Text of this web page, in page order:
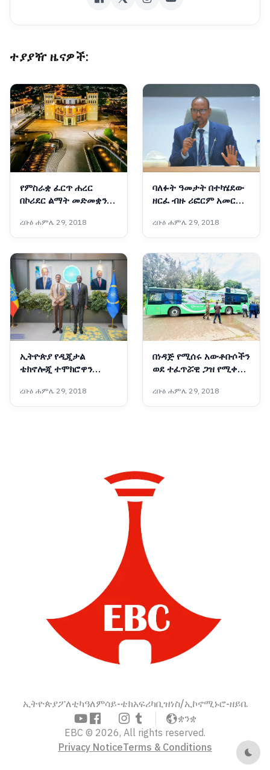
ተያያዥ ዜናዎች:
የምስራቋ ፈርጥ ሐረር
በኮሪደር ልማት መድመቋን
ረቡዕ ሐምሌ 29, 2018
ባለፉት ዓመታት በተካሄደው
ዘርፈ ብዙ ሪፎርም አመርቂ
አቶ አደም ፋራህ
ረቡዕ ሐምሌ 29, 2018
ኢትዮጵያ የዲጂታል
ቴክኖሎጂ ተሞክሮዋን
የቤኒን የዲጂታል
ትራንስፎርሜሽንና የፈጠራ
ረቡዕ ሐምሌ 29, 2018
በነዳጅ የሚሰሩ አውቶቡሶችን
ወደ ተፈጥሯዊ ጋዝ የሚቀይር
ረቡዕ ሐምሌ 29, 2018
ኢትዮጵያፖለቲካዓለምሳይ-ቴክአፍሪካቢዝነስ/ኢኮኖሚኑሮ-ዘይቤ
ቋንቋ
EBC © 2026, All rights reserved.
Privacy NoticeTerms & Conditions